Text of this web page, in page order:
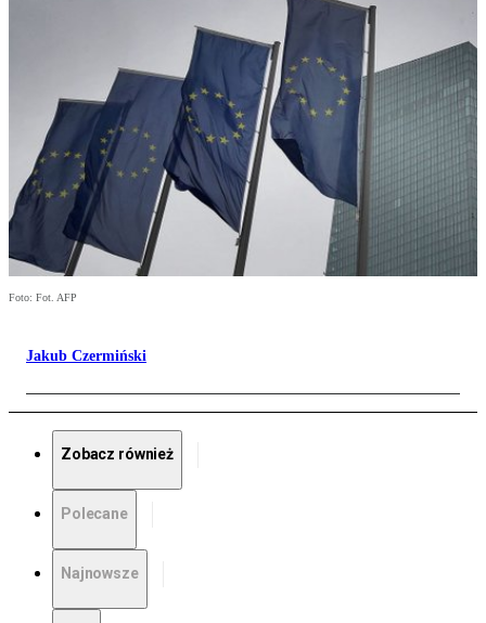
Foto: Fot. AFP
Jakub Czermiński
Zobacz również
Polecane
Najnowsze